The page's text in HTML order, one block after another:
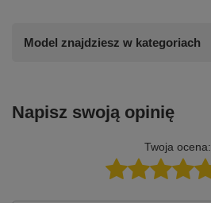
Model znajdziesz w kategoriach
Napisz swoją opinię
Twoja ocena: